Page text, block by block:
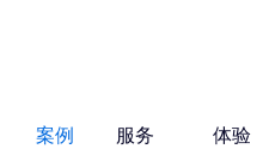
案例 服务 体验